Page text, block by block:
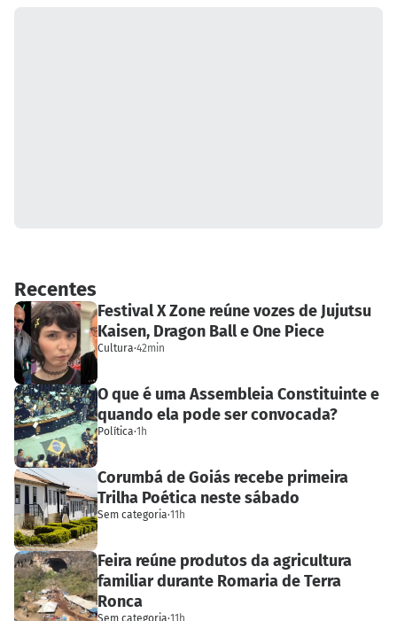
Recentes
Festival X Zone reúne vozes de Jujutsu
Kaisen, Dragon Ball e One Piece
Cultura·42min
O que é uma Assembleia Constituinte e
quando ela pode ser convocada?
Política·1h
Corumbá de Goiás recebe primeira
Trilha Poética neste sábado
Sem categoria·11h
Feira reúne produtos da agricultura
familiar durante Romaria de Terra
Ronca